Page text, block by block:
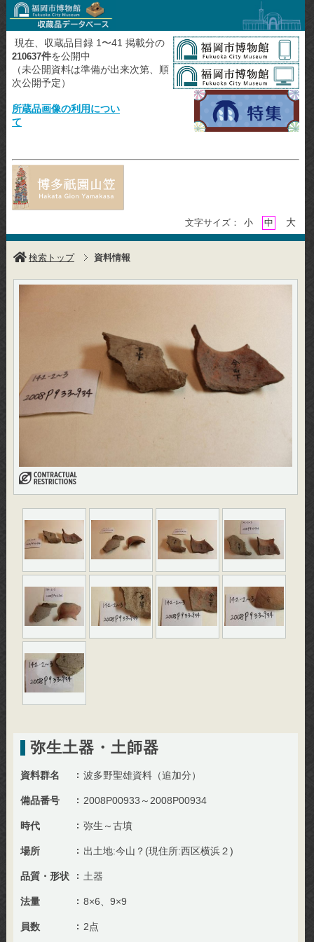
現在、収蔵品目録 1〜41 掲載分の
210637件を公開中
（未公開資料は準備が出来次第、順
次公開予定）
所蔵品画像の利用につい
て
文字サイズ： 小 中 大
検索トップ 資料情報
弥生土器・土師器
資料群名 波多野聖雄資料（追加分）
備品番号 2008P00933～2008P00934
時代 弥生～古墳
場所 出土地:今山？(現住所:西区横浜２)
品質・形状 土器
法量 8×6、9×9
員数 2点